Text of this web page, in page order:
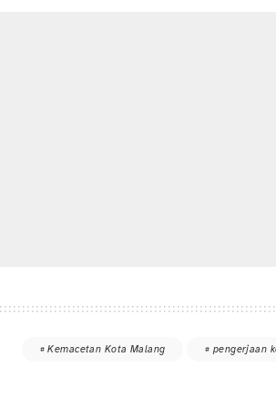
Kemacetan Kota Malang pengerjaan